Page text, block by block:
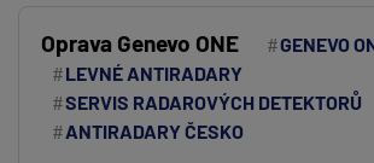
Oprava Genevo ONE
GENEVO
LEVNÉ ANTIRADARY
SERVIS RADAROVÝCH DETEKTORŮ
ANTIRADARY ČESKO